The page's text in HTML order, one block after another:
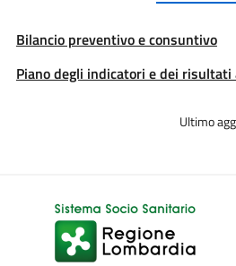
Bilancio preventivo e consuntivo
Piano degli indicatori e dei
Ultimo